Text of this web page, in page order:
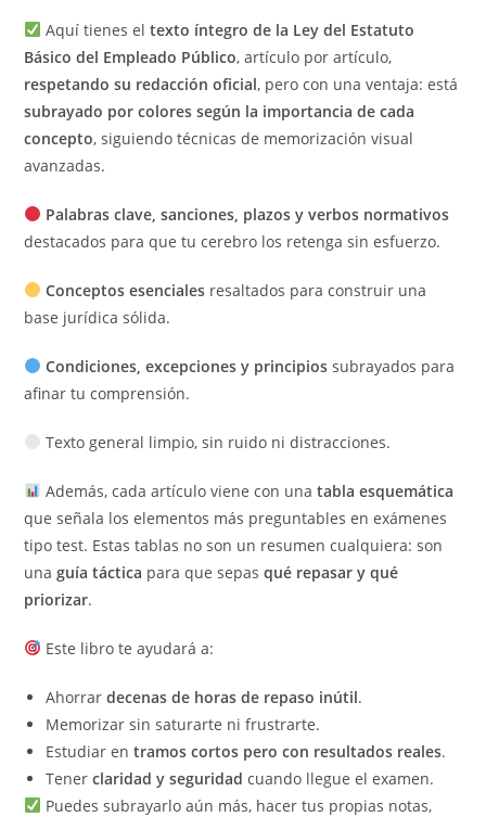
sin
esfuerzo
y
aprobar
sin
perder
tiempo
(copia)
(copia)
(copia)
Aquí tienes eltexto íntegro de la Ley del Estatuto
Básico del Empleado Público, artículo por artículo,
respetando su redacción oficial, pero con una ventaja: está
subrayado por colores según la importancia de cada
concepto, siguiendo técnicas de memorización visual
avanzadas.
Palabras clave, sanciones, plazos y verbos normativos
destacados para que tu cerebro los retenga sin esfuerzo.
Conceptos esenciales resaltados para construir una
base jurídica sólida.
Condiciones, excepciones y principios subrayados para
afinar tu comprensión.
Texto general limpio, sin ruido ni distracciones.
Además, cada artículo viene con unatabla esquemática
que señala los elementos más preguntables en exámenes
tipo test. Estas tablas no son un resumen cualquiera: son
unaguía táctica para que sepasqué repasar y qué
priorizar.
Este libro te ayudará a:
Ahorrardecenas de horas de repaso inútil.
Memorizar sin saturarte ni frustrarte.
Estudiar entramos cortos pero con resultados reales.
Tenerclaridad y seguridad cuando llegue el examen.
Puedes subrayarlo aún más, hacer tus propias notas,